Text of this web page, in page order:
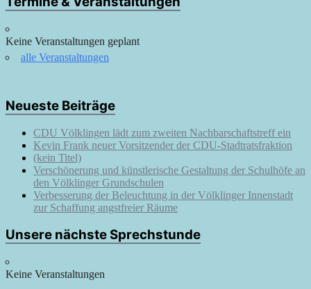
Keine Veranstaltungen geplant
alle Veranstaltungen
Neueste Beiträge
CDU Völklingen lädt zum zweiten Nachbarschaftstreff ein
Kevin Frank neuer Vorsitzender der CDU-Stadtratsfraktion
(kein Titel)
Verschönerung und künstlerische Gestaltung der Schulhöfe an
den Völklinger Grundschulen
Verbesserung der Beleuchtung in der Völklinger Innenstadt
zur Schaffung angstfreier Räume
Unsere nächste Sprechstunde
Keine Veranstaltungen